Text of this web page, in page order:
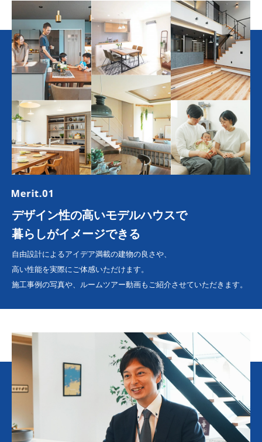
デザイン性の高いモデルハウスで
暮らしがイメージできる
自由設計によるアイデア満載の建物の良さや、
高い性能を実際にご体感いただけます。
施工事例の写真や、ルームツアー動画もご紹介させていただきます。